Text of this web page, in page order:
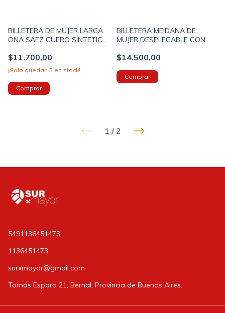
BILLETERA DE MUJER LARGA
ONA SAEZ CUERO SINTETICO
(OS1322A)
$11.700,00
¡Solo quedan 3 en stock!
BILLETERA MEIDANA DE
MUJER DESPLEGABLE CON
SINTETICO - INCLUYE CAJA
$14.500,00
1 / 2
5491136451473
1136451473
surxmayor@gmail.com
Tomás Espora 21, Bernal, Provincia de Buenos Aires.